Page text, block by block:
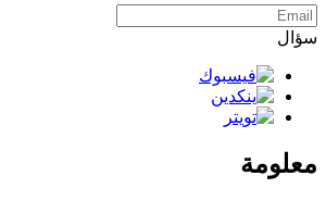
سؤال
معلومة